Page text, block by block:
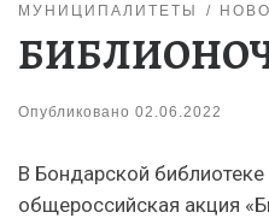
МУНИЦИПАЛИТЕТЫ
Опубликовано 02.06.2022
В Бондарской
общероссийская акция